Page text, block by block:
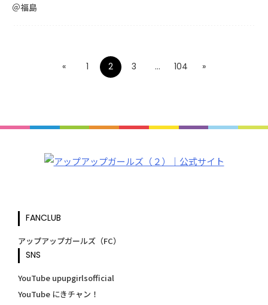
＠福島
« 1 2 3 … 104 »
FANCLUB
アップアップガールズ（FC）
SNS
YouTube upupgirlsofficial
YouTube にきチャン！